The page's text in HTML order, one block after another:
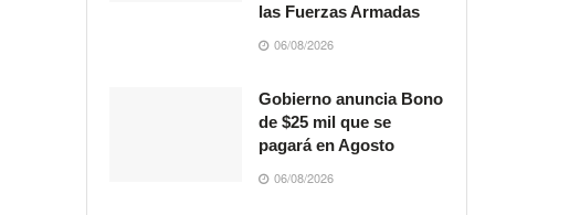
las Fuerzas Armadas
06/08/2026
Gobierno anuncia Bono
de $25 mil que se
pagará en Agosto
06/08/2026